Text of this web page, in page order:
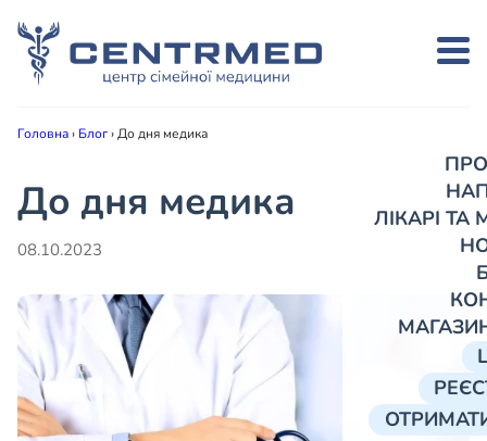
ЛІКАРІ
Головна› Блог›До дня медика
До дня медика
08.10.2023